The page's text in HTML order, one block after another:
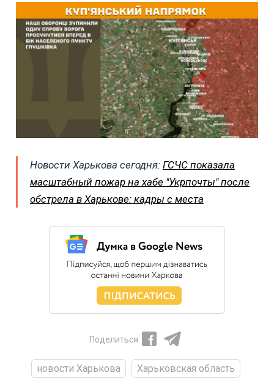
Новости Харькова сегодня: ГСЧС показала
масштабный пожар на хабе "Укрпочты" после
обстрела в Харькове: кадры с места
Поделиться
новости Харькова
Харьковская область